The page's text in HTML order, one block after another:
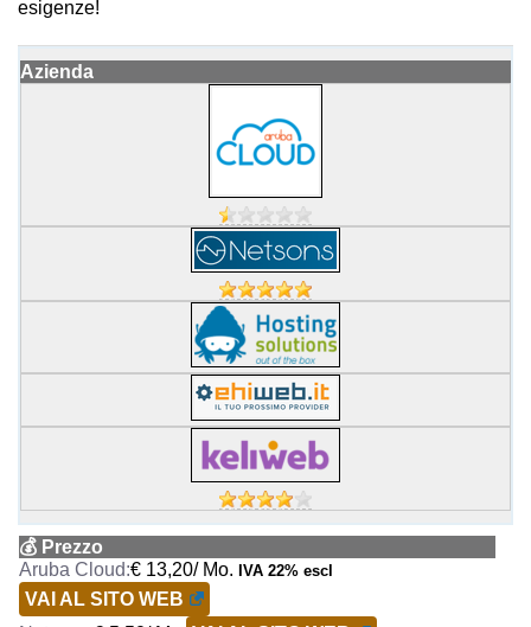
esigenze!
Azienda
💰 Prezzo
€ 13,20/ Mo. IVA 22% escl
VAI AL SITO WEB